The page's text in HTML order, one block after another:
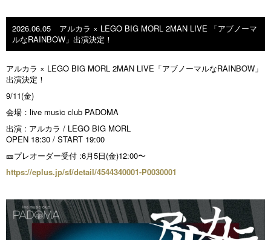
2026.06.05
アルカラ × LEGO BIG MORL 2MAN LIVE 「アブノーマ
ルなRAINBOW」出演決定！
アルカラ × LEGO BIG MORL 2MAN LIVE「アブノーマルなRAINBOW」
出演決定！
9/11(金)
会場：live music club PADOMA
出演 : アルカラ / LEGO BIG MORL
OPEN 18:30 / START 19:00
🎫プレオーダー受付 :6月5日(金)12:00〜
https://eplus.jp/sf/detail/4544340001-P0030001